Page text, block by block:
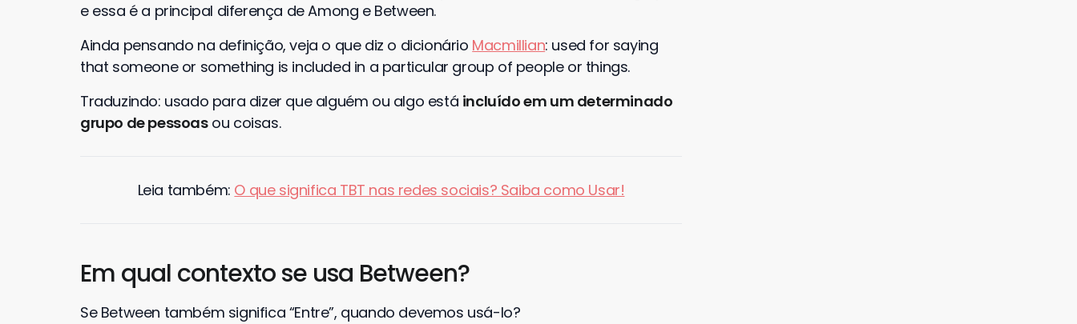
e essa é a principal diferença de Among e Between.
Ainda pensando na definição, veja o que diz o dicionário Macmillian: used for saying
that someone or something is included in a particular group of people or things.
Traduzindo: usado para dizer que alguém ou algo está incluído em um determinado
grupo de pessoasou coisas.
Leia também: O que significa TBT nas redes sociais? Saiba como Usar!
Em qual contexto se usa Between?
Se Between também significa “Entre”, quando devemos usá-lo?